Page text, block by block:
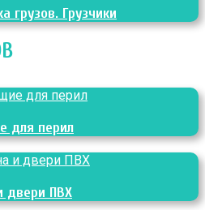
грузов. Грузчики
для перил
двери ПВХ